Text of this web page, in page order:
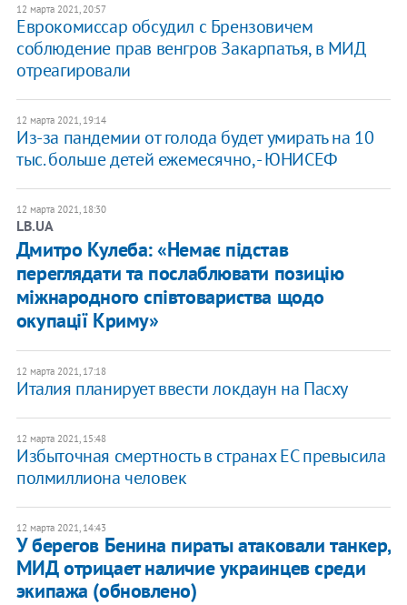
12 марта 2021, 20:57
Еврокомиссар обсудил с Брензовичем
соблюдение прав венгров Закарпатья, в МИД
отреагировали
12 марта 2021, 19:14
Из-за пандемии от голода будет умирать на 10
тыс. больше детей ежемесячно, - ЮНИСЕФ
12 марта 2021, 18:30
LB.UA
Дмитро Кулеба: «Немає підстав
переглядати та послаблювати позицію
міжнародного співтовариства щодо
окупації Криму»
12 марта 2021, 17:18
Италия планирует ввести локдаун на Пасху
12 марта 2021, 15:48
Избыточная смертность в странах ЕС превысила
полмиллиона человек
12 марта 2021, 14:43
У берегов Бенина пираты атаковали танкер,
МИД отрицает наличие украинцев среди
экипажа (обновлено)